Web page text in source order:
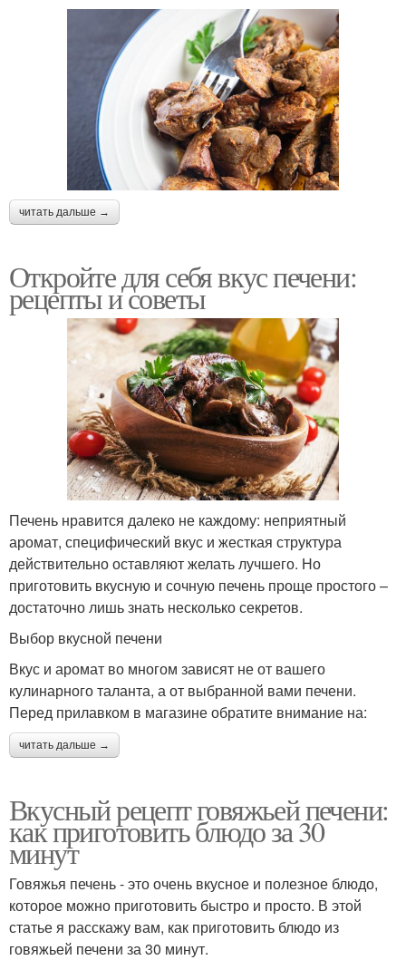
читать дальше →
Откройте для себя вкус печени:
рецепты и советы
Печень нравится далеко не каждому: неприятный
аромат, специфический вкус и жесткая структура
действительно оставляют желать лучшего. Но
приготовить вкусную и сочную печень проще простого –
достаточно лишь знать несколько секретов.
Выбор вкусной печени
Вкус и аромат во многом зависят не от вашего
кулинарного таланта, а от выбранной вами печени.
Перед прилавком в магазине обратите внимание на:
читать дальше →
Вкусный рецепт говяжьей печени:
как приготовить блюдо за 30
минут
Говяжья печень - это очень вкусное и полезное блюдо,
которое можно приготовить быстро и просто. В этой
статье я расскажу вам, как приготовить блюдо из
говяжьей печени за 30 минут.